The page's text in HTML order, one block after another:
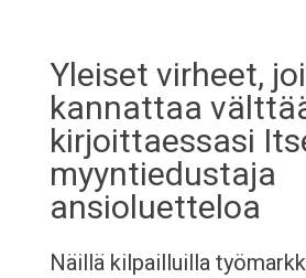
Yleiset virheet,
kannattaa
kirjoittaessasi
myyntiedustaja
ansioluetteloa
Näillä kilpailluilla